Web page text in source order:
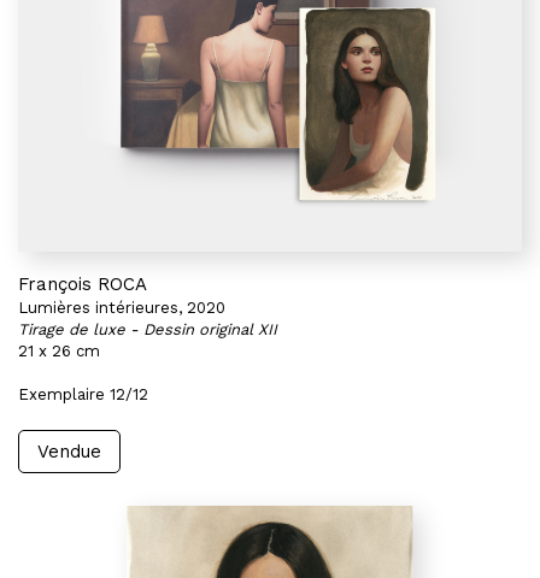
François ROCA
Lumières intérieures, 2020
Tirage de luxe - Dessin original XII
21 x 26 cm
Exemplaire 12/12
Vendue